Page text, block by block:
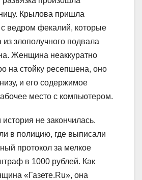
Крылова пришла
ведром фекалий, которые
из злополучного подвала
Женщина неаккуратно
на стойку ресепшена, оно
и его содержимое
место с компьютером.
не закончилась.
в полицию, где выписали
протокол за мелкое
в 1000 рублей. Как
«Газете.Ru», она